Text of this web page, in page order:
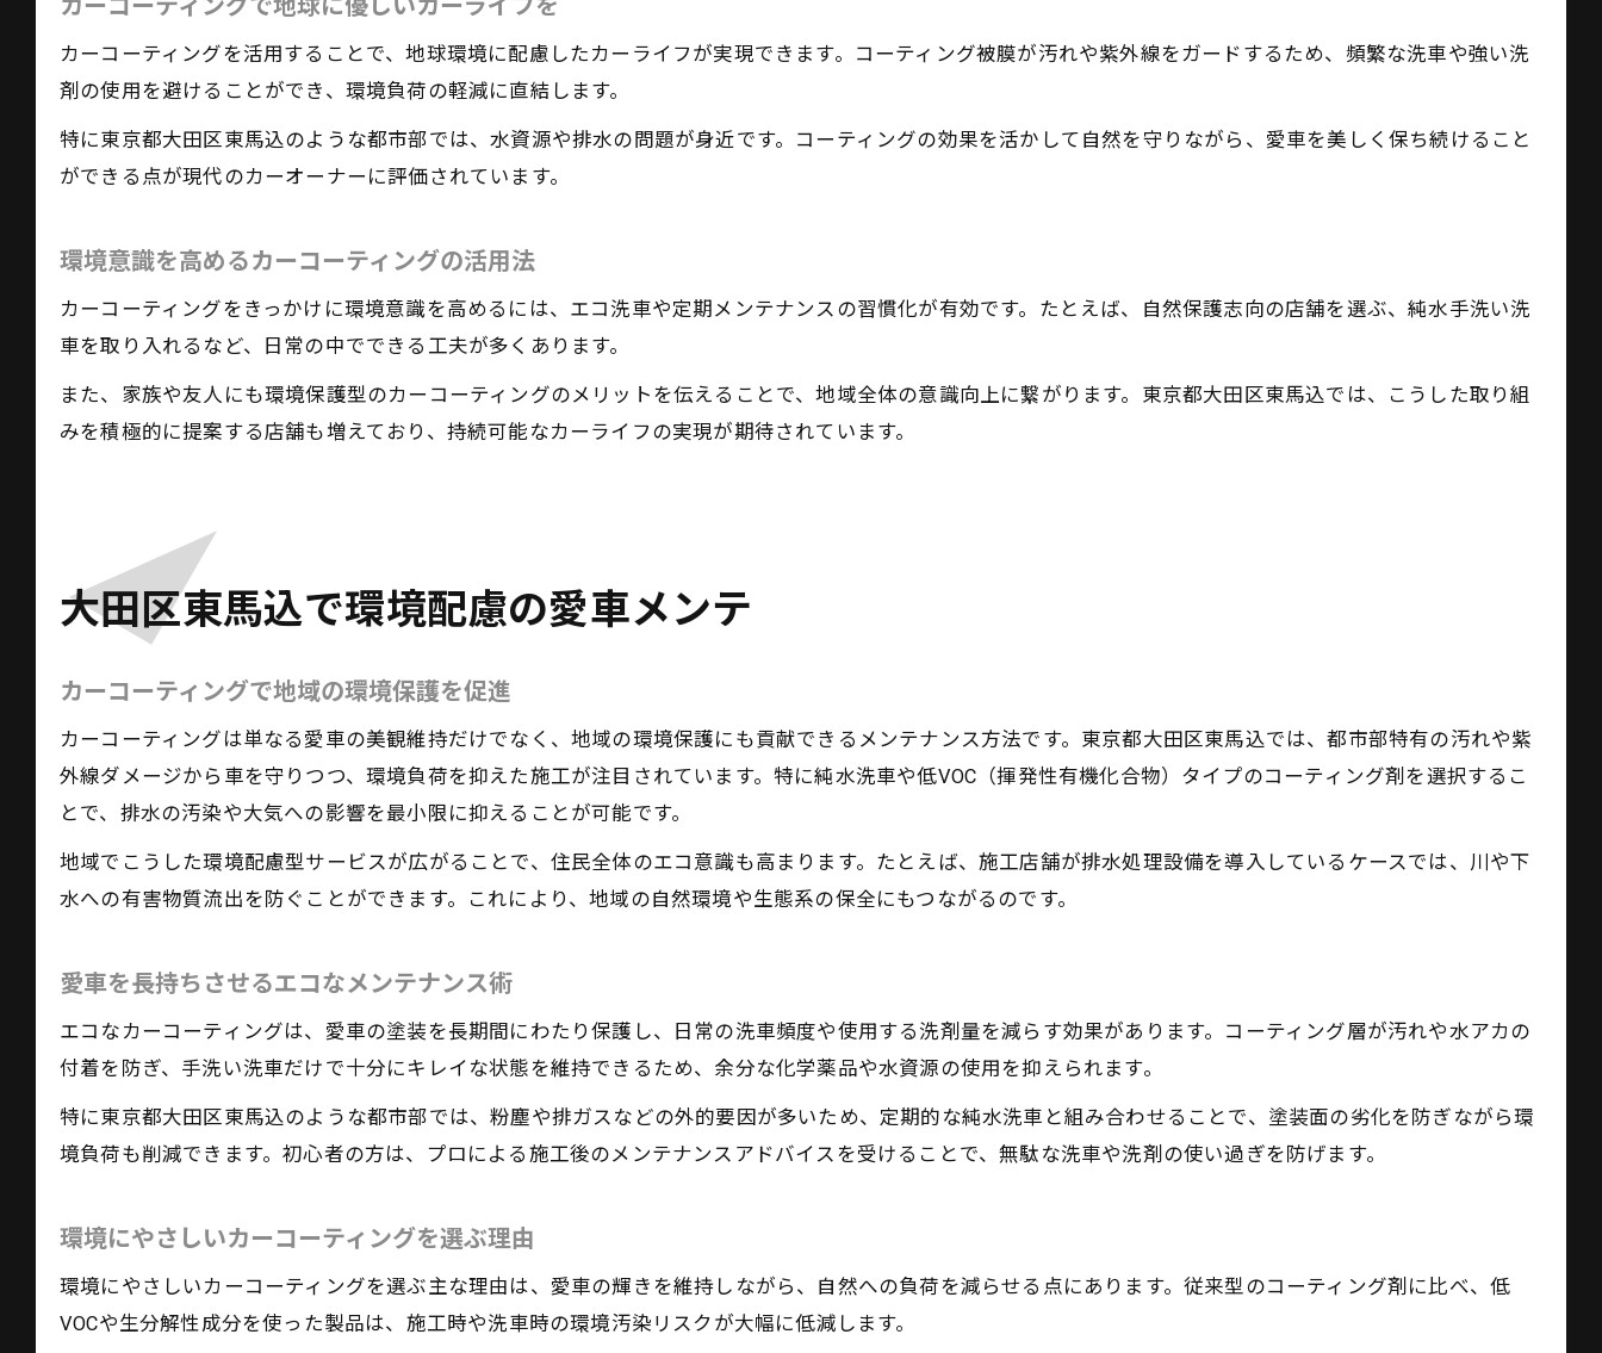
紫外線や汚れから愛車を守る秘訣とは
汚れに強いカーコーティングの特徴を徹底解説
カーコーティングで地球に優しいカーライフを
カーコーティングを活用することで、地球環境に配慮したカーライフが実現できます。コーティング被膜が汚れや紫外線をガードするため、頻繁な洗車や強い洗
剤の使用を避けることができ、環境負荷の軽減に直結します。
特に東京都大田区東馬込のような都市部では、水資源や排水の問題が身近です。コーティングの効果を活かして自然を守りながら、愛車を美しく保ち続けること
ができる点が現代のカーオーナーに評価されています。
環境意識を高めるカーコーティングの活用法
カーコーティングをきっかけに環境意識を高めるには、エコ洗車や定期メンテナンスの習慣化が有効です。たとえば、自然保護志向の店舗を選ぶ、純水手洗い洗
車を取り入れるなど、日常の中でできる工夫が多くあります。
また、家族や友人にも環境保護型のカーコーティングのメリットを伝えることで、地域全体の意識向上に繋がります。東京都大田区東馬込では、こうした取り組
みを積極的に提案する店舗も増えており、持続可能なカーライフの実現が期待されています。
大田区東馬込で環境配慮の愛車メンテ
カーコーティングで地域の環境保護を促進
カーコーティングは単なる愛車の美観維持だけでなく、地域の環境保護にも貢献できるメンテナンス方法です。東京都大田区東馬込では、都市部特有の汚れや紫
外線ダメージから車を守りつつ、環境負荷を抑えた施工が注目されています。特に純水洗車や低VOC（揮発性有機化合物）タイプのコーティング剤を選択するこ
とで、排水の汚染や大気への影響を最小限に抑えることが可能です。
地域でこうした環境配慮型サービスが広がることで、住民全体のエコ意識も高まります。たとえば、施工店舗が排水処理設備を導入しているケースでは、川や下
水への有害物質流出を防ぐことができます。これにより、地域の自然環境や生態系の保全にもつながるのです。
愛車を長持ちさせるエコなメンテナンス術
エコなカーコーティングは、愛車の塗装を長期間にわたり保護し、日常の洗車頻度や使用する洗剤量を減らす効果があります。コーティング層が汚れや水アカの
付着を防ぎ、手洗い洗車だけで十分にキレイな状態を維持できるため、余分な化学薬品や水資源の使用を抑えられます。
特に東京都大田区東馬込のような都市部では、粉塵や排ガスなどの外的要因が多いため、定期的な純水洗車と組み合わせることで、塗装面の劣化を防ぎながら環
境負荷も削減できます。初心者の方は、プロによる施工後のメンテナンスアドバイスを受けることで、無駄な洗車や洗剤の使い過ぎを防げます。
環境にやさしいカーコーティングを選ぶ理由
環境にやさしいカーコーティングを選ぶ主な理由は、愛車の輝きを維持しながら、自然への負荷を減らせる点にあります。従来型のコーティング剤に比べ、低
VOCや生分解性成分を使った製品は、施工時や洗車時の環境汚染リスクが大幅に低減します。